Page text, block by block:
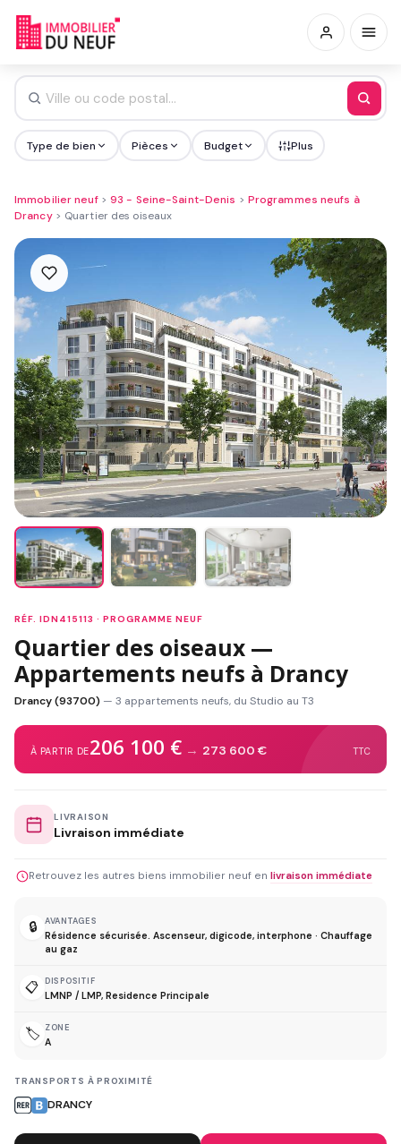
Type de bien Pièces Budget Plus
Immobilier neuf> 93 - Seine-Saint-Denis > Programmes neufs à
Drancy> Quartier des oiseaux
RÉF. IDN415113 · PROGRAMME NEUF
Quartier des oiseaux —
Appartements neufs à Drancy
Drancy (93700) — 3 appartements neufs, du Studio au T3
À PARTIR DE206 100 € → 273 600 € TTC
LIVRAISON
Livraison immédiate
Retrouvez les autres biens immobilier neuf en livraison immédiate
🔒 AVANTAGES
Résidence sécurisée. Ascenseur, digicode, interphone · Chauffage
au gaz
📋 DISPOSITIF
LMNP / LMP, Residence Principale
🏷️ ZONE
A
TRANSPORTS À PROXIMITÉ
DRANCY